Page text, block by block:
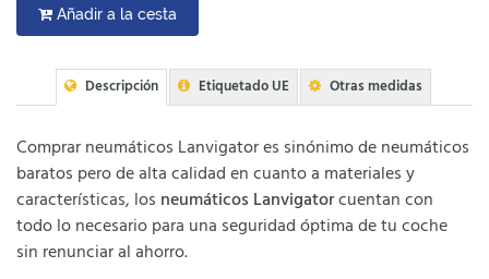
Añadir a la cesta
Descripción Etiquetado UE Otras medidas
Comprar neumáticos Lanvigator es sinónimo de neumáticos
baratos pero de alta calidad en cuanto a materiales y
características, los neumáticos Lanvigatorcuentan con
todo lo necesario para una seguridad óptima de tu coche
sin renunciar al ahorro.